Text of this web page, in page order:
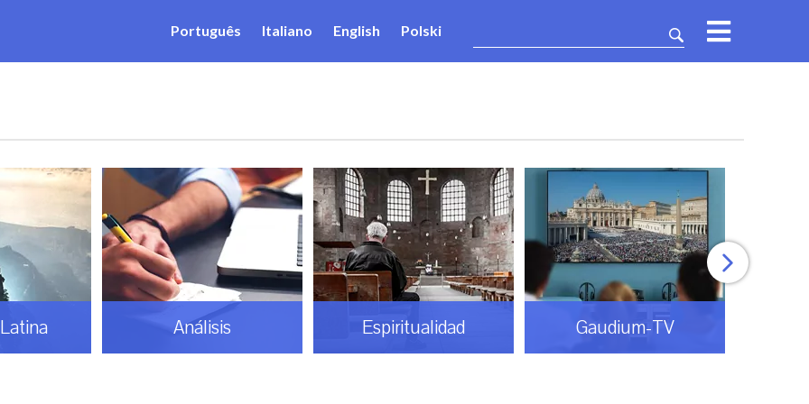
Português Italiano English Polski
Análisis Espiritualidad Gaudium-TV